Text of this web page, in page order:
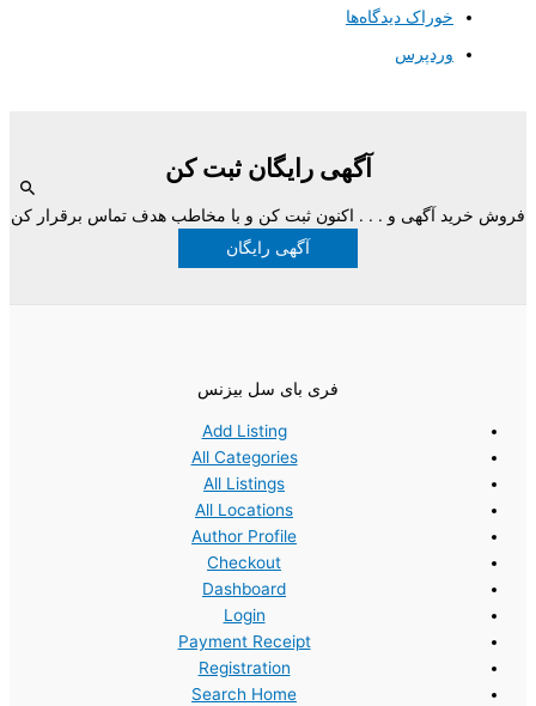
خوراک دیدگاه‌ها
وردپرس
آگهی رایگان ثبت کن
فروش خرید آگهی و . . . اکنون ثبت کن و با مخاطب هدف تماس برقرار کن
آگهی رایگان
فری بای سل بیزنس
Add Listing
All Categories
All Listings
All Locations
Author Profile
Checkout
Dashboard
Login
Payment Receipt
Registration
Search Home